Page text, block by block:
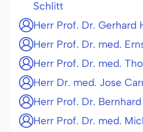
Schlitt
Herr Prof. Dr. Gerhard
Herr Prof. Dr. med.
Herr Prof. Dr. med.
Herr Dr. med. Jose
Herr Prof. Dr.
Herr Prof. Dr. med.